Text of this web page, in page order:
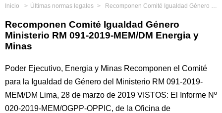
Inicio Últimas normas legales Recomponen Comité Igualdad Género Ministerio RM 091-2019-MEM/DM Energia y Minas
Recomponen Comité Igualdad Género
Ministerio RM 091-2019-MEM/DM Energia y
Minas
Poder Ejecutivo, Energia y Minas Recomponen el Comité
para la Igualdad de Género del Ministerio RM 091-2019-
MEM/DM Lima, 28 de marzo de 2019 VISTOS: El Informe Nº
020-2019-MEM/OGPP-OPPIC, de la Oficina de